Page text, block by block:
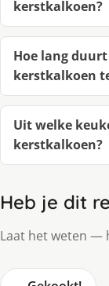
kerstkalkoen?
Hoe lang
kerstkalkoen
Uit welke
kerstkalkoen?
Heb je dit
Laat het weten —